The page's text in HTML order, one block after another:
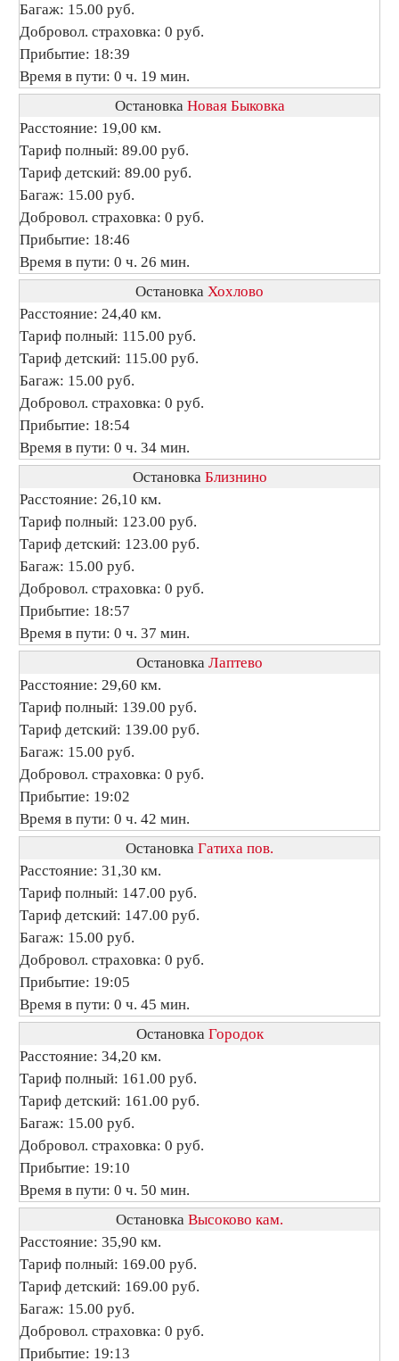
Багаж: 15.00 руб.
Добровол. страховка: 0 руб.
Прибытие: 18:39
Время в пути: 0 ч. 19 мин.
Остановка Новая Быковка
Расстояние: 19,00 км.
Тариф полный: 89.00 руб.
Тариф детский: 89.00 руб.
Багаж: 15.00 руб.
Добровол. страховка: 0 руб.
Прибытие: 18:46
Время в пути: 0 ч. 26 мин.
Остановка Хохлово
Расстояние: 24,40 км.
Тариф полный: 115.00 руб.
Тариф детский: 115.00 руб.
Багаж: 15.00 руб.
Добровол. страховка: 0 руб.
Прибытие: 18:54
Время в пути: 0 ч. 34 мин.
Остановка Близнино
Расстояние: 26,10 км.
Тариф полный: 123.00 руб.
Тариф детский: 123.00 руб.
Багаж: 15.00 руб.
Добровол. страховка: 0 руб.
Прибытие: 18:57
Время в пути: 0 ч. 37 мин.
Остановка Лаптево
Расстояние: 29,60 км.
Тариф полный: 139.00 руб.
Тариф детский: 139.00 руб.
Багаж: 15.00 руб.
Добровол. страховка: 0 руб.
Прибытие: 19:02
Время в пути: 0 ч. 42 мин.
Остановка Гатиха пов.
Расстояние: 31,30 км.
Тариф полный: 147.00 руб.
Тариф детский: 147.00 руб.
Багаж: 15.00 руб.
Добровол. страховка: 0 руб.
Прибытие: 19:05
Время в пути: 0 ч. 45 мин.
Остановка Городок
Расстояние: 34,20 км.
Тариф полный: 161.00 руб.
Тариф детский: 161.00 руб.
Багаж: 15.00 руб.
Добровол. страховка: 0 руб.
Прибытие: 19:10
Время в пути: 0 ч. 50 мин.
Остановка Высоково кам.
Расстояние: 35,90 км.
Тариф полный: 169.00 руб.
Тариф детский: 169.00 руб.
Багаж: 15.00 руб.
Добровол. страховка: 0 руб.
Прибытие: 19:13